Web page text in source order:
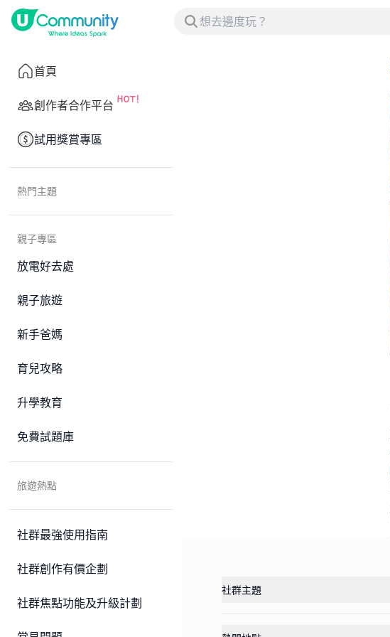
首頁
創作者合作平台
試用獎賞專區
熱門主題
親子專區
放電好去處
親子旅遊
新手爸媽
育兒攻略
升學教育
免費試題庫
旅遊熱點
社群最強使用指南
社群創作有價企劃
社群焦點功能及升級計劃
社群主題